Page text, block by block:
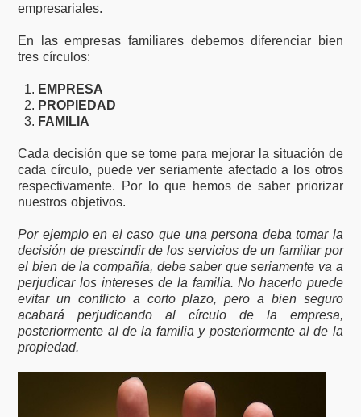
empresariales.
En las empresas familiares debemos diferenciar bien
tres círculos:
EMPRESA
PROPIEDAD
FAMILIA
Cada decisión que se tome para mejorar la situación de
cada círculo, puede ver seriamente afectado a los otros
respectivamente. Por lo que hemos de saber priorizar
nuestros objetivos.
Por ejemplo en el caso que una persona deba tomar la
decisión de prescindir de los servicios de un familiar por
el bien de la compañía, debe saber que seriamente va a
perjudicar los intereses de la familia. No hacerlo puede
evitar un conflicto a corto plazo, pero a bien seguro
acabará perjudicando al círculo de la empresa,
posteriormente al de la familia y posteriormente al de la
propiedad.